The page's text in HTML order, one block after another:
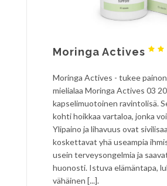
Moringa Actives
Moringa Actives - tukee
mielialaa Moringa Actives 03
kapselimuotoinen ravintolisä.
kohti hoikkaa vartaloa, jonka
Ylipaino ja lihavuus ovat
koskettavat yhä useampia
usein terveysongelmia ja
huonosti. Istuva elämäntapa,
vähäinen [...].